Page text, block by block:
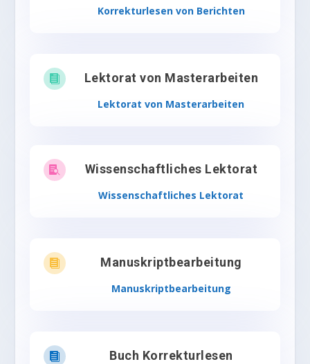
Korrekturlesen von Berichten
 Lektorat von Masterarbeiten
Lektorat von Masterarbeiten
 Wissenschaftliches Lektorat
Wissenschaftliches Lektorat
 Manuskriptbearbeitung
Manuskriptbearbeitung
 Buch Korrekturlesen